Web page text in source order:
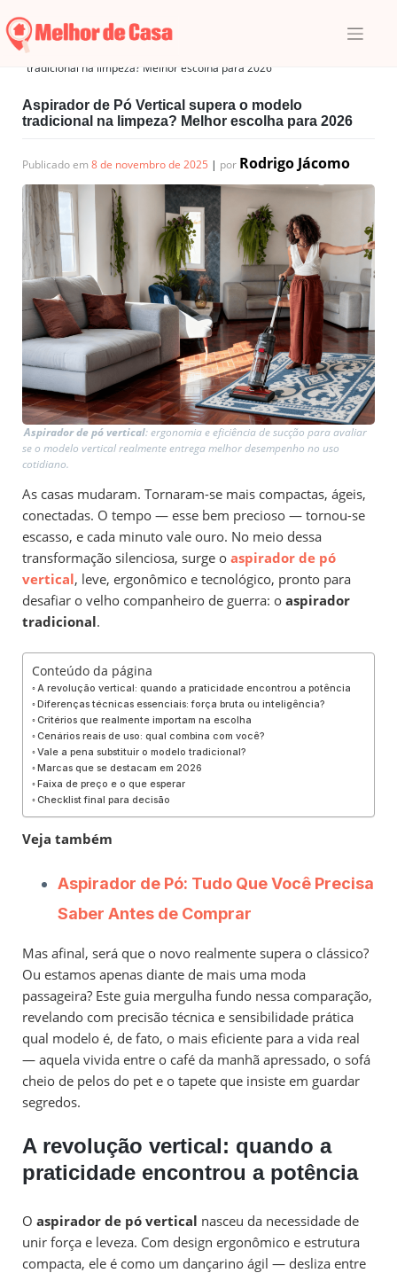
to
content
Início
tradicional na limpeza? Melhor escolha para 2026
Aspirador de Pó Vertical supera o modelo
tradicional na limpeza? Melhor escolha para 2026
Publicado em 8 de novembro de 2025 | por Rodrigo Jácomo
Aspirador de pó vertical: ergonomia e eficiência de sucção para avaliar
se o modelo vertical realmente entrega melhor desempenho no uso
cotidiano.
As casas mudaram. Tornaram-se mais compactas, ágeis,
conectadas. O tempo — esse bem precioso — tornou-se
escasso, e cada minuto vale ouro. No meio dessa
transformação silenciosa, surge o aspirador de pó
vertical, leve, ergonômico e tecnológico, pronto para
desafiar o velho companheiro de guerra: o aspirador
tradicional.
Conteúdo da página
A revolução vertical: quando a praticidade encontrou a potência
Diferenças técnicas essenciais: força bruta ou inteligência?
Critérios que realmente importam na escolha
Cenários reais de uso: qual combina com você?
Vale a pena substituir o modelo tradicional?
Marcas que se destacam em 2026
Faixa de preço e o que esperar
Checklist final para decisão
Veja também
Aspirador de Pó: Tudo Que Você Precisa
Saber Antes de Comprar
Mas afinal, será que o novo realmente supera o clássico?
Ou estamos apenas diante de mais uma moda
passageira? Este guia mergulha fundo nessa comparação,
revelando com precisão técnica e sensibilidade prática
qual modelo é, de fato, o mais eficiente para a vida real
— aquela vivida entre o café da manhã apressado, o sofá
cheio de pelos do pet e o tapete que insiste em guardar
segredos.
A revolução vertical: quando a
praticidade encontrou a potência
O aspirador de pó vertical nasceu da necessidade de
unir força e leveza. Com design ergonômico e estrutura
compacta, ele é como um dançarino ágil — desliza entre